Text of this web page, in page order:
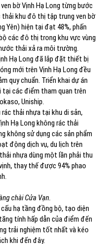
bờ Vịnh Hạ Long từng bước
khu đô thị tập trung ven bờ
Yên) hiện tại đạt 48%, phấn
các đô thị trong khu vực vùng
thải xả ra môi trường.
Hạ Long đã lắp đặt thiết bị
mới trên Vịnh Hạ Long đều
quy chuẩn. Triển khai dự án
tại các điểm tham quan trên
Uniship.
thải nhựa tại khu di sản,
Hạ Long không rác thải
không sử dụng các sản phẩm
động dịch vụ, du lịch trên
nhựa dùng một lần phải thu
thay thế được 94% phao
chài Cửa Vạn.
hạ tầng đồng bộ, tạo diện
tính hấp dẫn của điểm đến
trải nghiệm tốt nhất và kéo
khi đến đây.